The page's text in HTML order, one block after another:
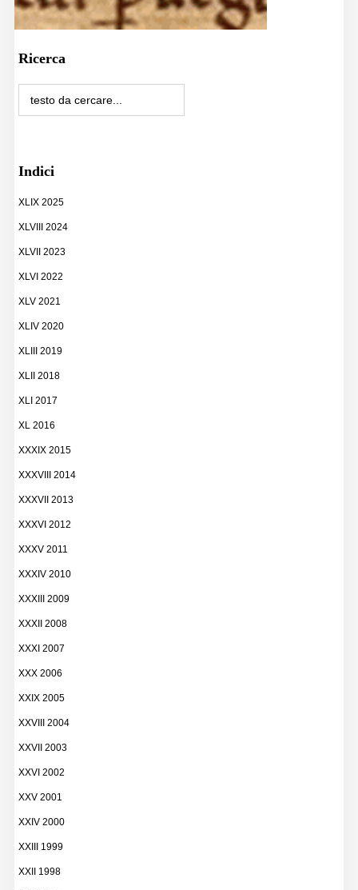
Ricerca
Indici
XLIX 2025
XLVIII 2024
XLVII 2023
XLVI 2022
XLV 2021
XLIV 2020
XLIII 2019
XLII 2018
XLI 2017
XL 2016
XXXIX 2015
XXXVIII 2014
XXXVII 2013
XXXVI 2012
XXXV 2011
XXXIV 2010
XXXIII 2009
XXXII 2008
XXXI 2007
XXX 2006
XXIX 2005
XXVIII 2004
XXVII 2003
XXVI 2002
XXV 2001
XXIV 2000
XXIII 1999
XXII 1998